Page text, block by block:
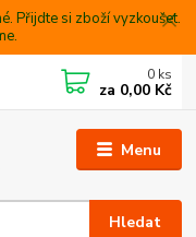
Přijdte si zboží vyzkoušet.
Menu
Hledat
0 ks
za 0,00 Kč